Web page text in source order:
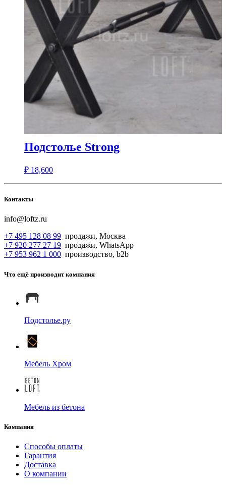
Подстолье Strong
₽ 18,600
Контакты
info@loftz.ru
+7 495 128 08 99 продажи, Москва
+7 920 277 27 19 продажи, WhatsApp
+7 953 962 1 000 производство, b2b
Что ещё производит компания
Подстолье.ру
Мебель Хром
Мебель из бетона
Компания
Способы оплаты
Гарантия
Доставка
О компании